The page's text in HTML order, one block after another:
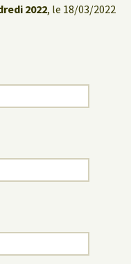
2022, le 18/03/2022